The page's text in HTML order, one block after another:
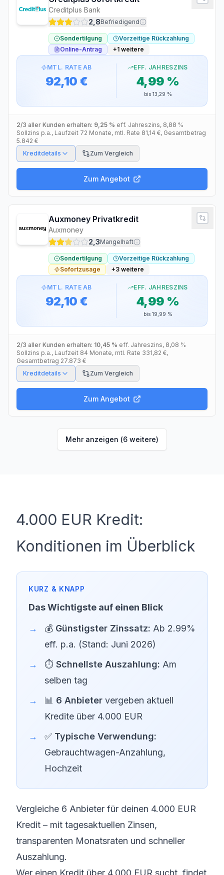
Creditplus Bank
2,8Befriedigend
Sondertilgung
Vorzeitige Rückzahlung
Online-Antrag
+1 weitere
MTL. RATE AB
92,10 €
EFF. JAHRESZINS
4,99 %
bis 13,29 %
2/3 aller Kunden erhalten: 9,25 % eff. Jahreszins, 8,88 %
Sollzins p.a., Laufzeit 72 Monate, mtl. Rate 81,14 €, Gesamtbetrag
5.842 €
Kreditdetails
Zum Vergleich
Zum Angebot
Auxmoney Privatkredit
Auxmoney
2,3Mangelhaft
Sondertilgung
Vorzeitige Rückzahlung
Sofortzusage
+3 weitere
MTL. RATE AB
92,10 €
EFF. JAHRESZINS
4,99 %
bis 19,99 %
2/3 aller Kunden erhalten: 10,45 % eff. Jahreszins, 8,08 %
Sollzins p.a., Laufzeit 84 Monate, mtl. Rate 331,82 €,
Gesamtbetrag 27.873 €
Kreditdetails
Zum Vergleich
Zum Angebot
Mehr anzeigen (6 weitere)
4.000 EUR Kredit:
Konditionen im Überblick
Das Wichtigste auf einen Blick
💰 Günstigster Zinssatz: Ab 2.99%
eff. p.a. (Stand: Juni 2026)
⏱️ Schnellste Auszahlung: Am
selben tag
📊 6 Anbieter vergeben aktuell
Kredite über 4.000 EUR
✅ Typische Verwendung:
Gebrauchtwagen-Anzahlung,
Hochzeit
Vergleiche 6 Anbieter für deinen 4.000 EUR
Kredit – mit tagesaktuellen Zinsen,
transparenten Monatsraten und schneller
Auszahlung.
Wer einen Kredit über 4.000 EUR sucht, findet